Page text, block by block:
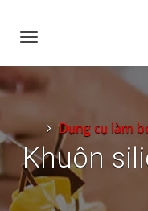
Toggle
Dụng cụ làm
Khuôn